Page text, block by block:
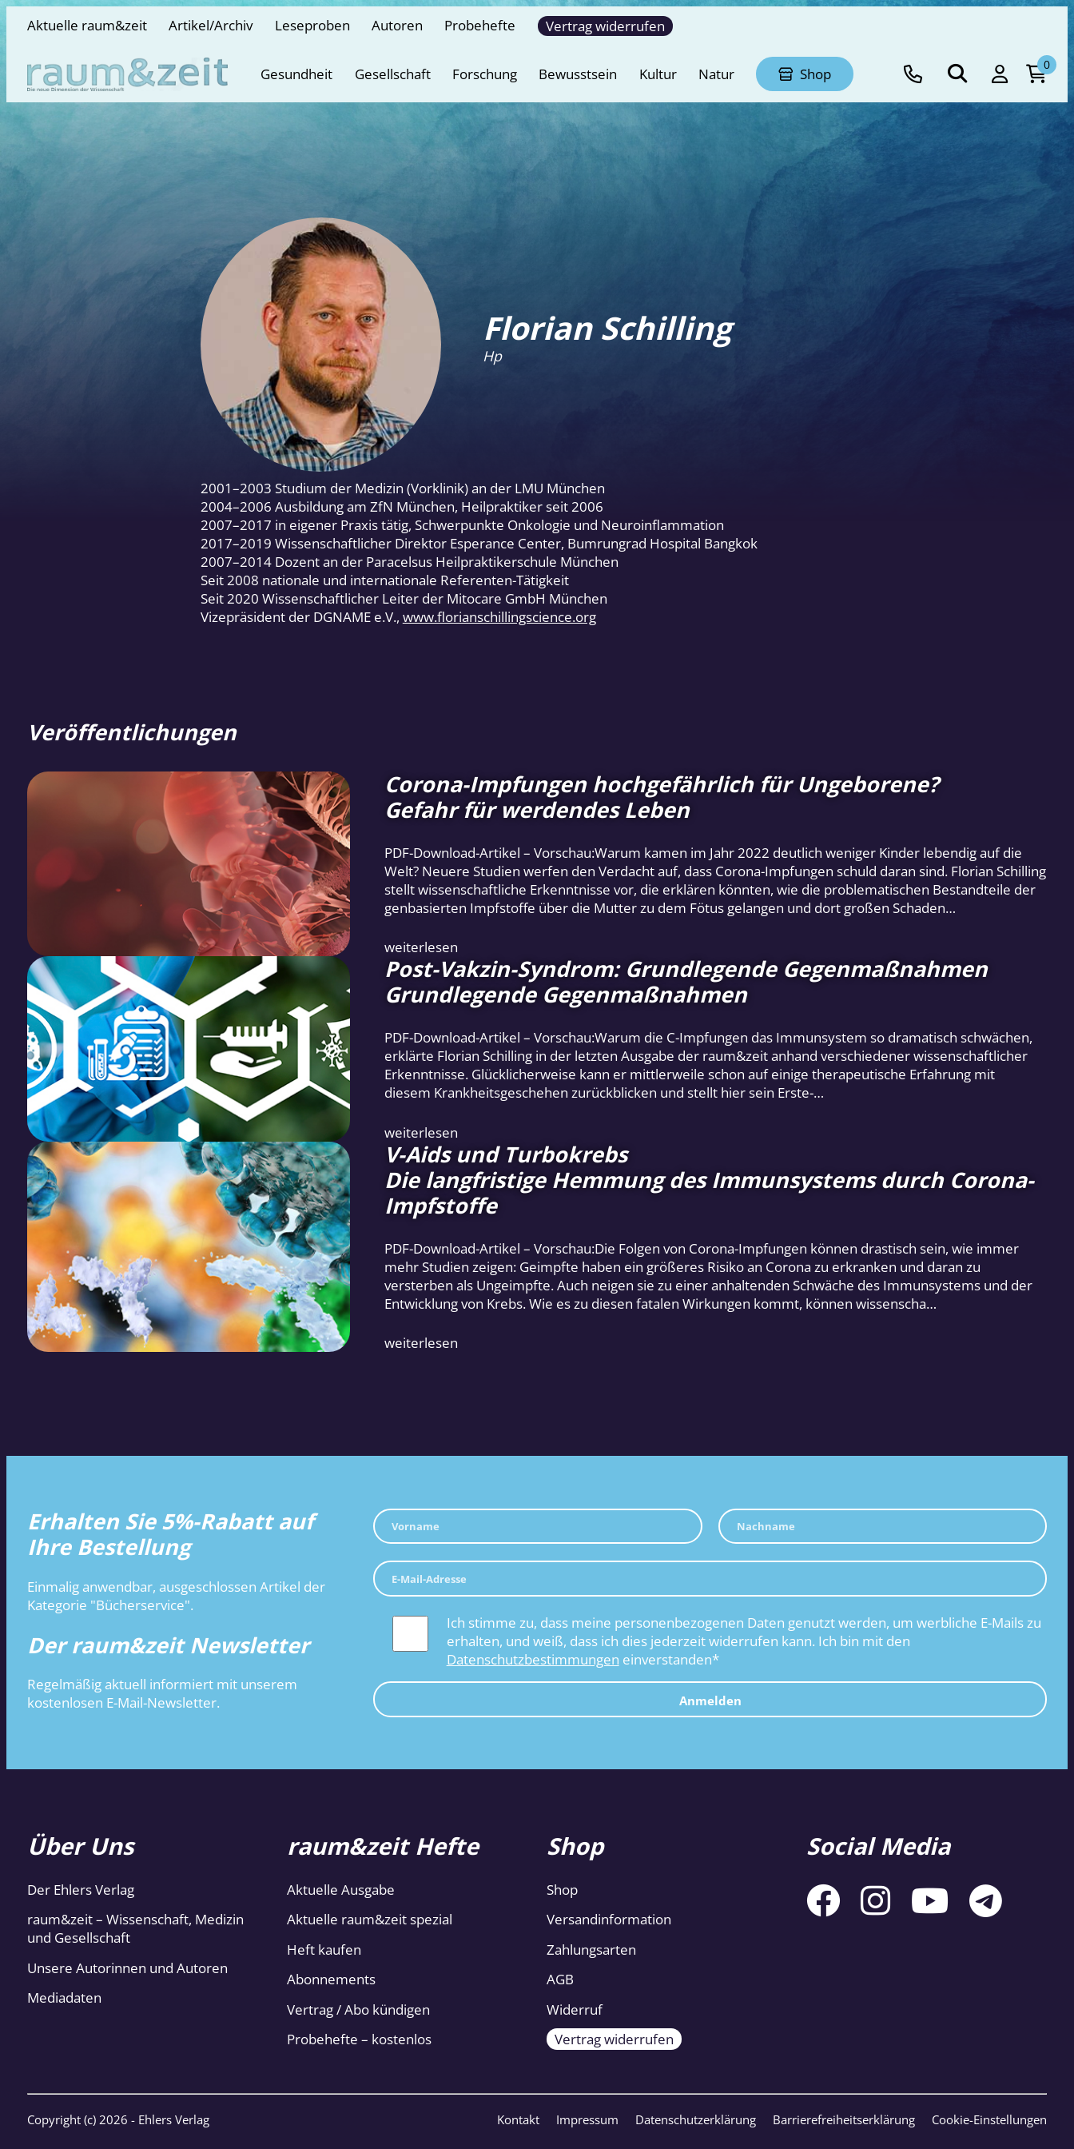
Aktuelle raum&zeit Artikel/Archiv Leseproben Autoren Probehefte Vertrag widerrufen
Gesundheit Gesellschaft Forschung Bewusstsein Kultur Natur Shop
0
Florian Schilling
Hp
2001–2003 Studium der Medizin (Vorklinik) an der LMU München
2004–2006 Ausbildung am ZfN München, Heilpraktiker seit 2006
2007–2017 in eigener Praxis tätig, Schwerpunkte Onkologie und Neuroinflammation
2017–2019 Wissenschaftlicher Direktor Esperance Center, Bumrungrad Hospital Bangkok
2007–2014 Dozent an der Paracelsus Heilpraktikerschule München
Seit 2008 nationale und internationale Referenten-Tätigkeit
Seit 2020 Wissenschaftlicher Leiter der Mitocare GmbH München
Vizepräsident der DGNAME e.V., www.florianschillingscience.org
Veröffentlichungen
Corona-Impfungen hochgefährlich für Ungeborene?
Gefahr für werdendes Leben
PDF-Download-Artikel – Vorschau:Warum kamen im Jahr 2022 deutlich weniger Kinder lebendig auf die
Welt? Neuere Studien werfen den Verdacht auf, dass Corona-Impfungen schuld daran sind. Florian Schilling
stellt wissenschaftliche Erkenntnisse vor, die erklären könnten, wie die problematischen Bestandteile der
genbasierten Impfstoffe über die Mutter zu dem Fötus gelangen und dort großen Schaden…
weiterlesen
Post-Vakzin-Syndrom: Grundlegende Gegenmaßnahmen
Grundlegende Gegenmaßnahmen
PDF-Download-Artikel – Vorschau:Warum die C-Impfungen das Immunsystem so dramatisch schwächen,
erklärte Florian Schilling in der letzten Ausgabe der raum&zeit anhand verschiedener wissenschaftlicher
Erkenntnisse. Glücklicherweise kann er mittlerweile schon auf einige therapeutische Erfahrung mit
diesem Krankheitsgeschehen zurückblicken und stellt hier sein Erste-…
weiterlesen
V-Aids und Turbokrebs
Die langfristige Hemmung des Immunsystems durch Corona-
Impfstoffe
PDF-Download-Artikel – Vorschau:Die Folgen von Corona-Impfungen können drastisch sein, wie immer
mehr Studien zeigen: Geimpfte haben ein größeres Risiko an Corona zu erkranken und daran zu
versterben als Ungeimpfte. Auch neigen sie zu einer anhaltenden Schwäche des Immunsystems und der
Entwicklung von Krebs. Wie es zu diesen fatalen Wirkungen kommt, können wissenscha…
weiterlesen
Erhalten Sie 5%-Rabatt auf
Ihre Bestellung
Einmalig anwendbar, ausgeschlossen Artikel der
Kategorie "Bücherservice".
Der raum&zeit Newsletter
Regelmäßig aktuell informiert mit unserem
kostenlosen E-Mail-Newsletter.
Ich stimme zu, dass meine personenbezogenen Daten genutzt werden, um werbliche E-Mails zu
erhalten, und weiß, dass ich dies jederzeit widerrufen kann. Ich bin mit den
Datenschutzbestimmungen einverstanden*
Anmelden
Über Uns
Der Ehlers Verlag
raum&zeit – Wissenschaft, Medizin
und Gesellschaft
Unsere Autorinnen und Autoren
Mediadaten
raum&zeit Hefte
Aktuelle Ausgabe
Aktuelle raum&zeit spezial
Heft kaufen
Abonnements
Vertrag / Abo kündigen
Probehefte – kostenlos
Shop
Shop
Versandinformation
Zahlungsarten
AGB
Widerruf
Vertrag widerrufen
Social Media
Copyright (c)2026 - Ehlers Verlag Kontakt Impressum Datenschutzerklärung Barrierefreiheitserklärung Cookie-Einstellungen